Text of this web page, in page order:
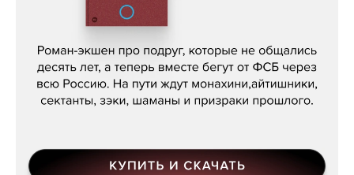
Кира Ярмыш, «Тут недалеко»